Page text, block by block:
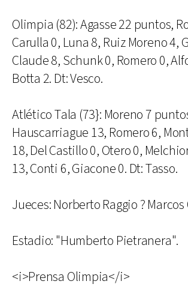
Olimpia (82): Agasse 22 puntos,
Carulla 0, Luna 8, Ruiz Moreno 4,
Claude 8, Schunk 0, Romero 0,
Botta 2. Dt: Vesco.
Atlético Tala (73}: Moreno 7
Hauscarriague 13, Romero 6,
18, Del Castillo 0, Otero 0,
13, Conti 6, Giacone 0. Dt: Tasso.
Jueces: Norberto Raggio ? Marcos
Estadio: "Humberto Pietranera".
<i>Prensa Olimpia</i>